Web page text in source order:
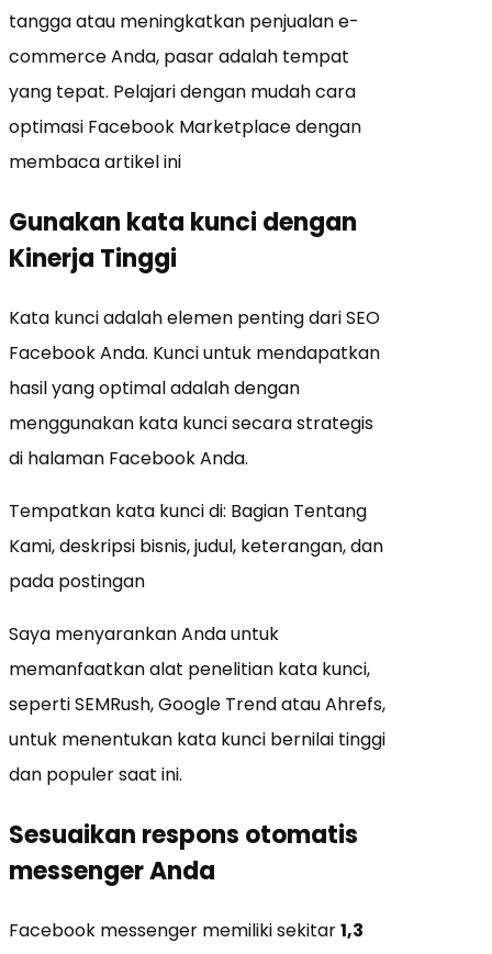
tangga atau meningkatkan penjualan e-
commerce Anda, pasar adalah tempat
yang tepat. Pelajari dengan mudah cara
optimasi Facebook Marketplace dengan
membaca artikel ini
Gunakan kata kunci dengan
Kinerja Tinggi
Kata kunci adalah elemen penting dari SEO
Facebook Anda. Kunci untuk mendapatkan
hasil yang optimal adalah dengan
menggunakan kata kunci secara strategis
di halaman Facebook Anda.
Tempatkan kata kunci di: Bagian Tentang
Kami, deskripsi bisnis, judul, keterangan, dan
pada postingan
Saya menyarankan Anda untuk
memanfaatkan alat penelitian kata kunci,
seperti SEMRush, Google Trend atau Ahrefs,
untuk menentukan kata kunci bernilai tinggi
dan populer saat ini.
Sesuaikan respons otomatis
messenger Anda
Facebook messenger memiliki sekitar1,3